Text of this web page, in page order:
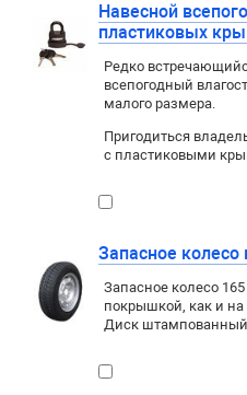
Навесной
пластиковых
Редко
всепогодный
малого размера.
Пригодиться
с пластиковыми
Запасное колесо
Запасное колесо
покрышкой,как и на
Диск штампованный